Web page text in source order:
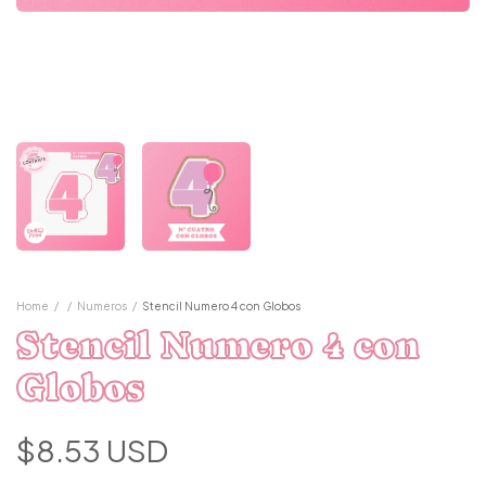
Home / / Numeros / Stencil Numero 4 con Globos
Stencil Numero 4 con
Globos
$8.53 USD